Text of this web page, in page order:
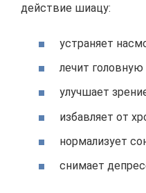
действие шиацу:
устраняет
лечит головную
улучшает
избавляет от
нормализует
снимает